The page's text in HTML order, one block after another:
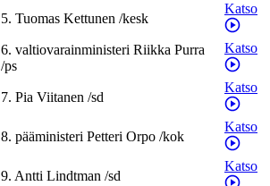
5. Tuomas Kettunen /kesk
Katso
6. valtiovarainministeri Riikka Purra
/ps
Katso
7. Pia Viitanen /sd
Katso
8. pääministeri Petteri Orpo /kok
Katso
9. Antti Lindtman /sd
Katso